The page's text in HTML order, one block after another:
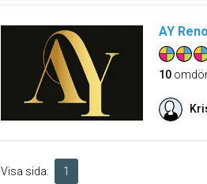
AY
10
Visa sida: 1